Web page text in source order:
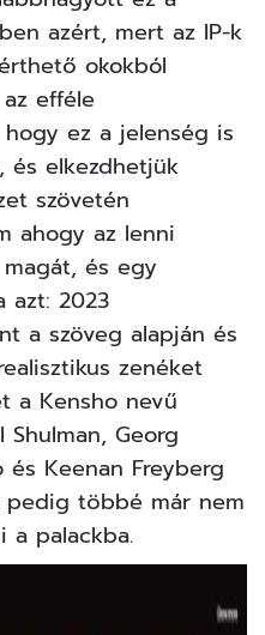
azért, mert az IP-k
okokból
efféle
hogy ez a jelenség is
és elkezdhetjük
szövetén
ahogy az lenni
és egy
azt: 2023
a szöveg alapján és
zenéket
a Kensho nevű
Georg
és Keenan Freyberg
pedig többé már nem
a palackba.